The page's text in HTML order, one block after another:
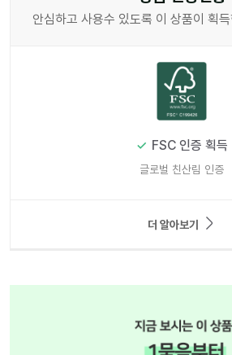
안심하고 사용수 있도록 이 상품이 획
FSC 인증 획득
글로벌 친산림 인증
더 알아보기